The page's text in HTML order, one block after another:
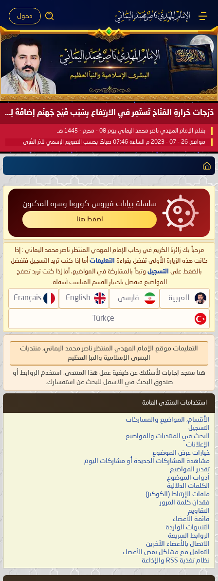
دخول
دَرَجات حَرارةِ المُنَاخ تَستَمِر في الارتِفاع بِسَبَب فَيْح جَهنَّم إضافَةً لِحرارةِ الشَّمس في مُحكَم القُرآن العَظيم ..
بقلم الإمام المهدي ناصر محمد اليماني يوم 08 - محرم - 1445 هـ
موافق 26 - 07 - 2023 م الساعة 07:46 صباحًا بحسب التقويم الرسمي لأمّ القُرى
سلسلة بيانات فيروس كورونا وسره المكنون
اضغط هنا
مرحباً بك زائرنا الكريم في رحاب الإمام المهدي المنتظر ناصر محمد اليماني : إذا
كانت هذه الزيارة الأولى تفضل بقراءة التعليمات أما إذا كنت تريد التسجيل فتفضل
بالضغط على التسجيل وتبدأ بالمشاركة في المواضيع، أما إذا كنت تريد تصفح
المواضيع فتفضل باختيار القسم المناسب أسفله.
العربية فارسی English
Français
Türkçe
التعليمات موقع الإمام المهدي المنتظر ناصر محمد اليماني، منتديات
البشرى الإسلامية والنبإ العظيم
هنا ستجد إجابات لأسئلتك عن كيفية عمل هذا المنتدى. استخدم الروابط أو
صندوق البحث في الأسفل للبحث عن استفسارك.
استخدامات المنتدى العامة
الأقسام، المواضيع والمشاركات
التسجيل
البحث في المنتديات والمواضيع
الإعلانات
خيارات عرض الموضوع
مشاهدة المشاركات الجديدة أو مشاركات اليوم
تقدير المواضيع
أدوات الموضوع
الكلمات الدلالية
ملفات الإرتباط (الكوكيز)
فقدان كلمة المرور
التقاويم
قائمة الأعضاء
التنبيهات الواردة
الروابط السريعة
الاتصال بالأعضاء الآخرين
التعامل مع مشاكل بعض الأعضاء
نظام تغذية RSS والإذاعة